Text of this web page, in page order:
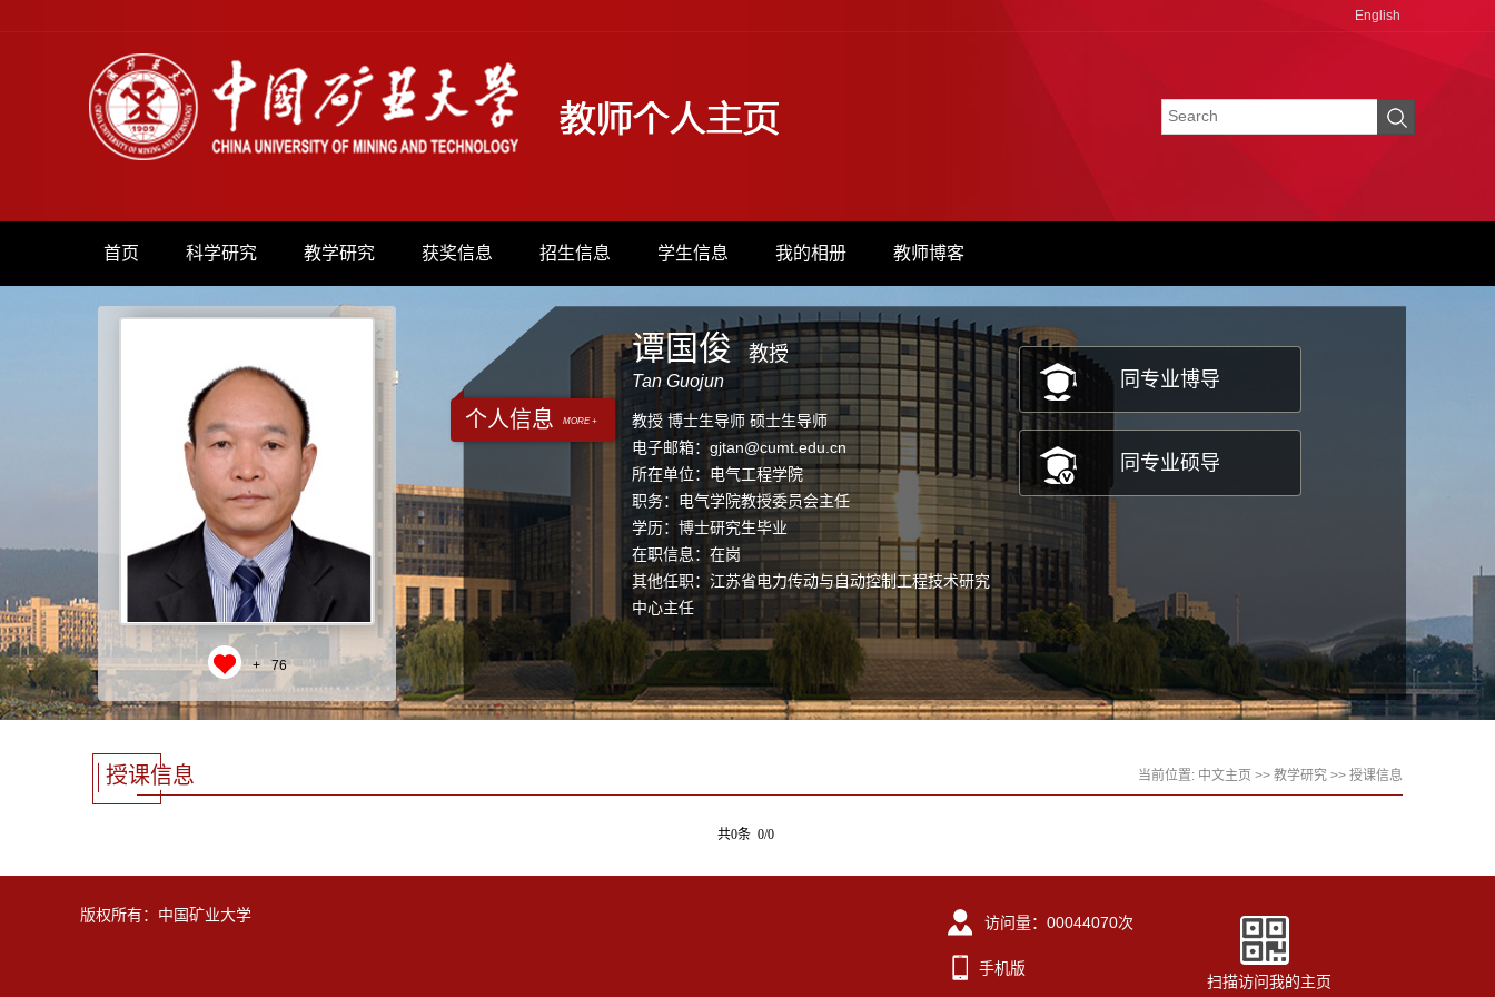
English
首页 科学研究 教学研究 获奖信息 招生信息 学生信息 我的相册 教师博客
+ 76
个人信息 MORE +
谭国俊
Tan Guojun
教授
教授 博士生导师 硕士生导师
电子邮箱：gjtan@cumt.edu.cn
所在单位：电气工程学院
职务：电气学院教授委员会主任
学历：博士研究生毕业
在职信息：在岗
其他任职：江苏省电力传动与自动控制工程技术研究
中心主任
同专业博导
同专业硕导
授课信息 当前位置: 中文主页 >> 教学研究 >> 授课信息
共0条 0/0
版权所有：中国矿业大学 访问量： 00044070次
手机版
扫描访问我的主页